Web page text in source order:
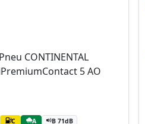
C A B 71dB